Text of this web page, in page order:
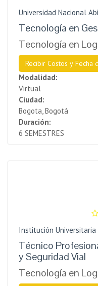
Universidad Nacional
Tecnología en
Tecnología en
Recibir Costos y Fecha
Modalidad:
Virtual
Ciudad:
Bogota, Bogotá
Duración:
6 SEMESTRES
Institución Universitaria
Técnico
y Seguridad Vial
Tecnología en